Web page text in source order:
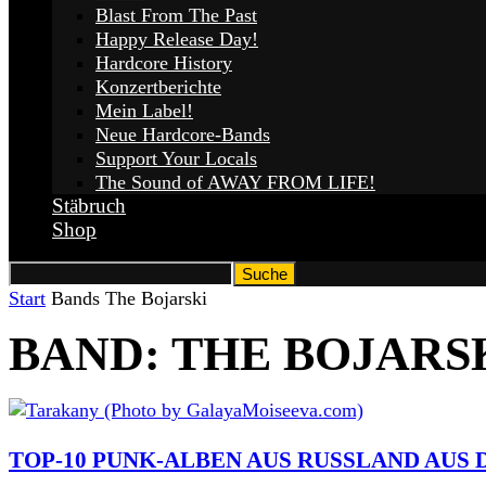
Blast From The Past
Happy Release Day!
Hardcore History
Konzertberichte
Mein Label!
Neue Hardcore-Bands
Support Your Locals
The Sound of AWAY FROM LIFE!
Stäbruch
Shop
Start Bands The Bojarski
BAND: THE
TOP-10 PUNK-ALBEN AUS RUSSLAND AUS